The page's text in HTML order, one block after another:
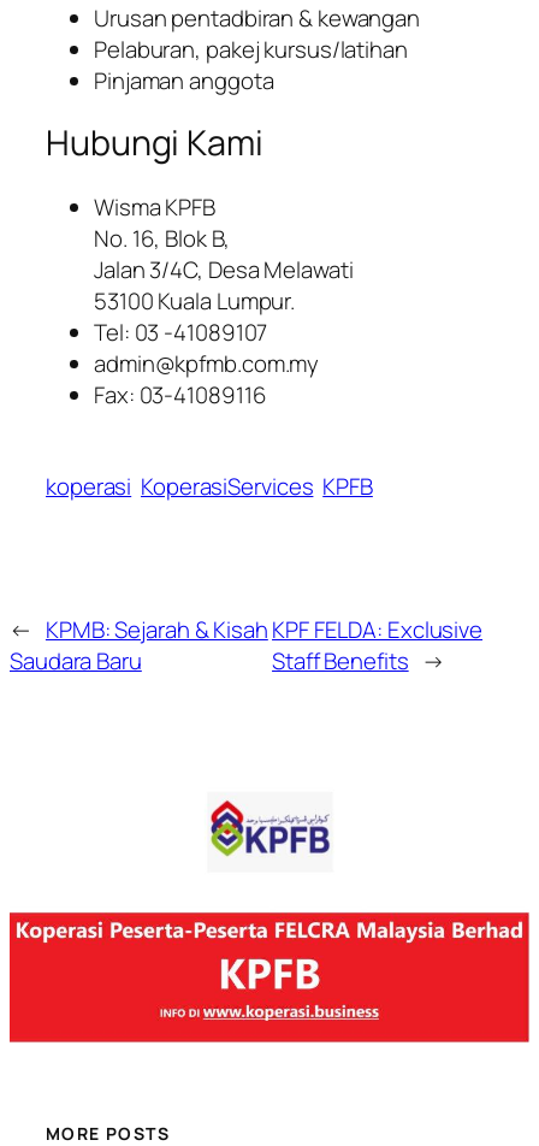
Urusan pentadbiran & kewangan
Pelaburan, pakej kursus/latihan
Pinjaman anggota
Hubungi Kami
Wisma KPFB
No. 16, Blok B,
Jalan 3/4C, Desa Melawati
53100 Kuala Lumpur.
Tel: 03 -41089107
admin@kpfmb.com.my
Fax: 03-41089116
koperasi KoperasiServices KPFB
← KPMB: Sejarah & Kisah
Saudara Baru
KPF FELDA: Exclusive
Staff Benefits →
MORE POSTS